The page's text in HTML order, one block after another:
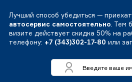
Лучший способ убедиться —
автосервис самостоятельно. Тем
визите действует скидка 50% на
телефону: +7 (343)302-17-80 или